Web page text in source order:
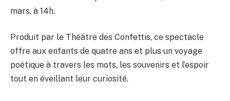
mars, à 14h.
Produit par le Théâtre des Confettis, ce spectacle
offre aux enfants de quatre ans et plus un voyage
poétique à travers les mots, les souvenirs et l’espoir
tout en éveillant leur curiosité.